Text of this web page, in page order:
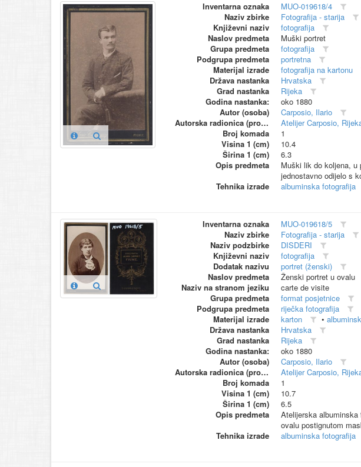
Inventarna oznaka
MUO-019618/4
Naziv zbirke
Fotografija - starija
Književni naziv
fotografija
Naslov predmeta
Muški portret
Grupa predmeta
fotografija
Podgrupa predmeta
portretna
Materijal izrade
fotografija na kartonu
Država nastanka
Hrvatska
Grad nastanka
Rijeka
Godina nastanka:
oko 1880
Autor (osoba)
Carposio, Ilario
Autorska radionica (proizvođač)
Atelijer Carposio,
Broj komada
1
Visina 1 (cm)
10.4
Širina 1 (cm)
6.3
Opis predmeta
Muški lik do koljena, u
jednostavno odijelo s
Tehnika izrade
albuminska fotografija
Inventarna oznaka
MUO-019618/5
Naziv zbirke
Fotografija - starija
Naziv podzbirke
DISDERI
Književni naziv
fotografija
Dodatak nazivu
portret (ženski)
Naslov predmeta
Ženski portret u ovalu
Naziv na stranom jeziku
carte de visite
Grupa predmeta
format posjetnice
Podgrupa predmeta
riječka fotografija
Materijal izrade
karton •
Država nastanka
Hrvatska
Grad nastanka
Rijeka
Godina nastanka:
oko 1880
Autor (osoba)
Carposio, Ilario
Autorska radionica (proizvođač)
Atelijer Carposio,
Broj komada
1
Visina 1 (cm)
10.7
Širina 1 (cm)
6.5
Opis predmeta
Atelijerska
ovalu postignutom
Tehnika izrade
albuminska fotografija